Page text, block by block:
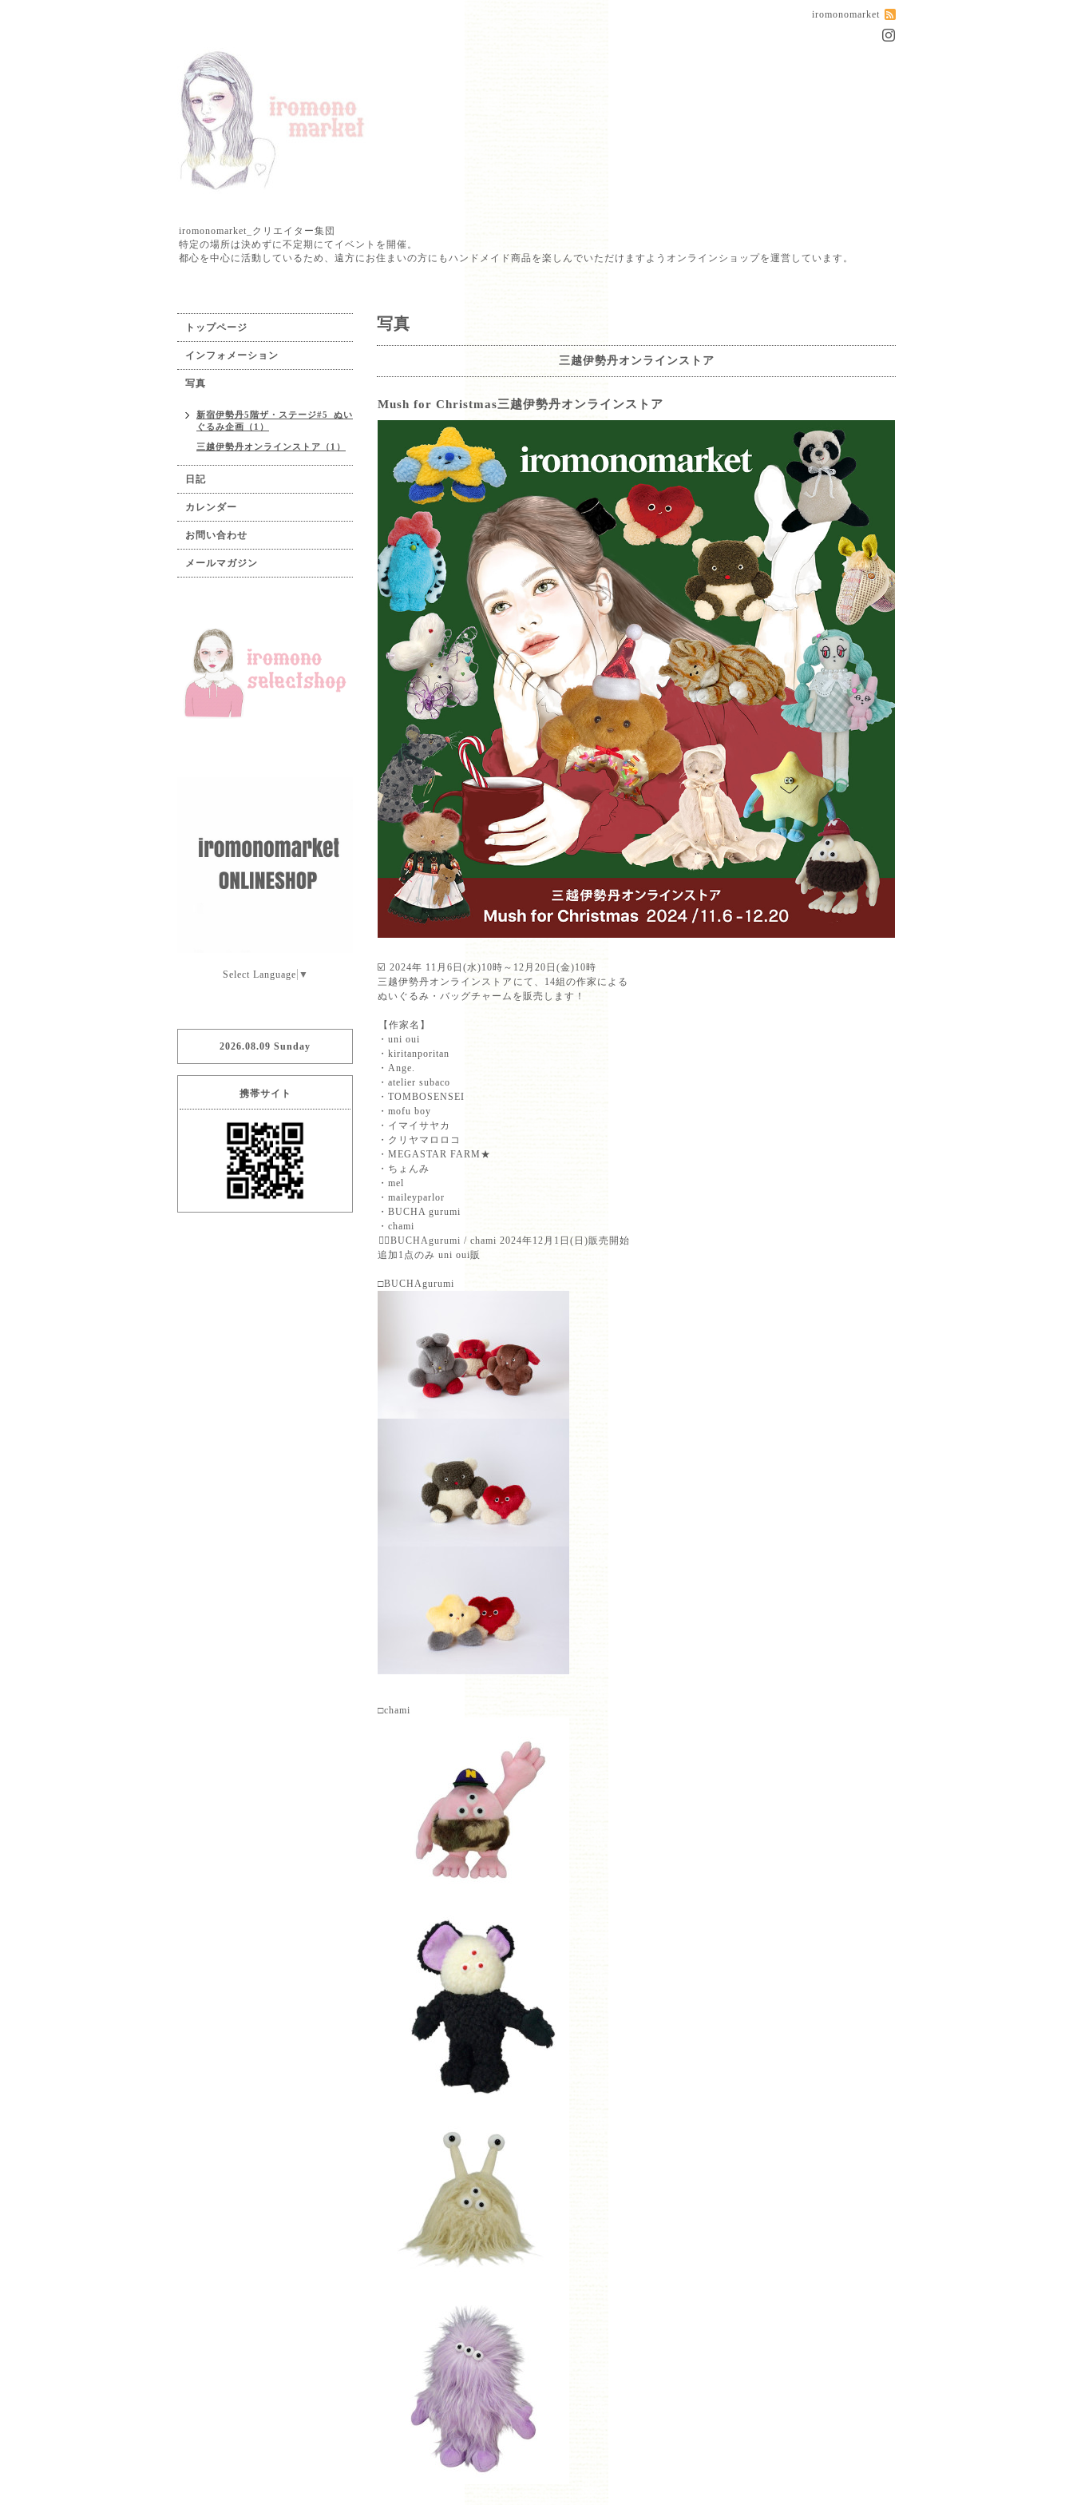
iromonomarket
iromonomarket_クリエイター集団
特定の場所は決めずに不定期にてイベントを開催。
都心を中心に活動しているため、遠方にお住まいの方にもハンドメイド商品を楽しんでいただけますようオンラインショップを運営しています。
写真
三越伊勢丹オンラインストア
Mush for Christmas三越伊勢丹オンラインストア
☑️ 2024年 11月6日(水)10時～12月20日(金)10時⁡
三越伊勢丹オンラインストア⁡にて、14組の作家による
ぬいぐるみ・バッグチャームを販売します！
⁡【作家名】⁡
・uni oui⁡
・kiritanporitan⁡
・Ange.⁡
・atelier subaco⁡
・TOMBOSENSEI⁡
・mofu boy⁡
・イマイサヤカ⁡
・クリヤマロロコ⁡
・MEGASTAR FARM★⁡
・ちょんみ⁡
・mel⁡
・maileyparlor⁡
・BUCHA gurumi⁡
・chami⁡
⁡💁‍♀️BUCHAgurumi / chami 2024年12月1日(日)販売開始⁡
追加1点のみ uni oui販
□BUCHAgurumi
□chami
トップページ
インフォメーション
写真
新宿伊勢丹5階ザ・ステージ#5_ぬい
ぐるみ企画（1）
三越伊勢丹オンラインストア（1）
日記
カレンダー
お問い合わせ
メールマガジン
Select Language ▼
2026.08.09 Sunday
携帯サイト